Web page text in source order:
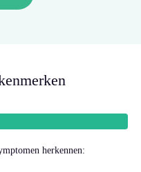
herkennen: